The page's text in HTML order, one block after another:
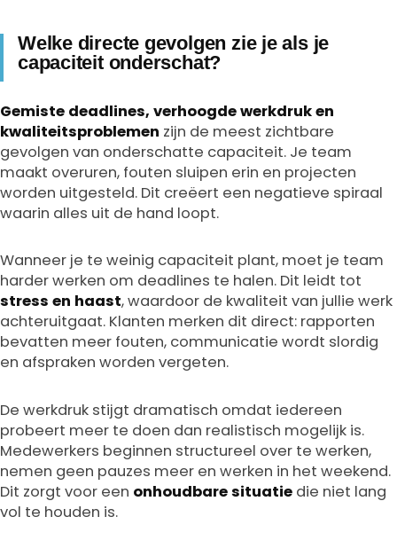
Welke directe gevolgen zie je als je
capaciteit onderschat?
Gemiste deadlines, verhoogde werkdruk en
kwaliteitsproblemen zijn de meest zichtbare
gevolgen van onderschatte capaciteit. Je team
maakt overuren, fouten sluipen erin en projecten
worden uitgesteld. Dit creëert een negatieve spiraal
waarin alles uit de hand loopt.
Wanneer je te weinig capaciteit plant, moet je team
harder werken om deadlines te halen. Dit leidt tot
stress en haast, waardoor de kwaliteit van jullie werk
achteruitgaat. Klanten merken dit direct: rapporten
bevatten meer fouten, communicatie wordt slordig
en afspraken worden vergeten.
De werkdruk stijgt dramatisch omdat iedereen
probeert meer te doen dan realistisch mogelijk is.
Medewerkers beginnen structureel over te werken,
nemen geen pauzes meer en werken in het weekend.
Dit zorgt voor een onhoudbare situatie die niet lang
vol te houden is.